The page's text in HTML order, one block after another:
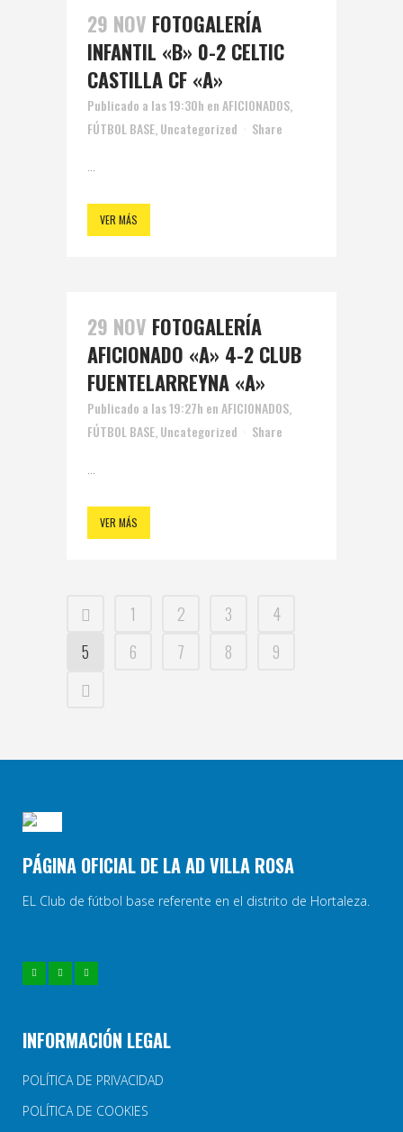
29 NOV FOTOGALERÍA
INFANTIL «B» 0-2 CELTIC
CASTILLA CF «A»
Publicado a las 19:30h enAFICIONADOS
FÚTBOL BASE Uncategorized Share
...
VER MÁS
29 NOV FOTOGALERÍA
AFICIONADO «A» 4-2 CLUB
FUENTELARREYNA «A»
Publicado a las 19:27h enAFICIONADOS
FÚTBOL BASE Uncategorized Share
...
VER MÁS
1 2 3
4
5
6 7 8 9
PÁGINA OFICIAL DE LA AD VILLA ROSA
EL Club de fútbol base referente en el distrito de Hortaleza.
INFORMACIÓN LEGAL
POLÍTICA DE PRIVACIDAD
POLÍTICA DE COOKIES